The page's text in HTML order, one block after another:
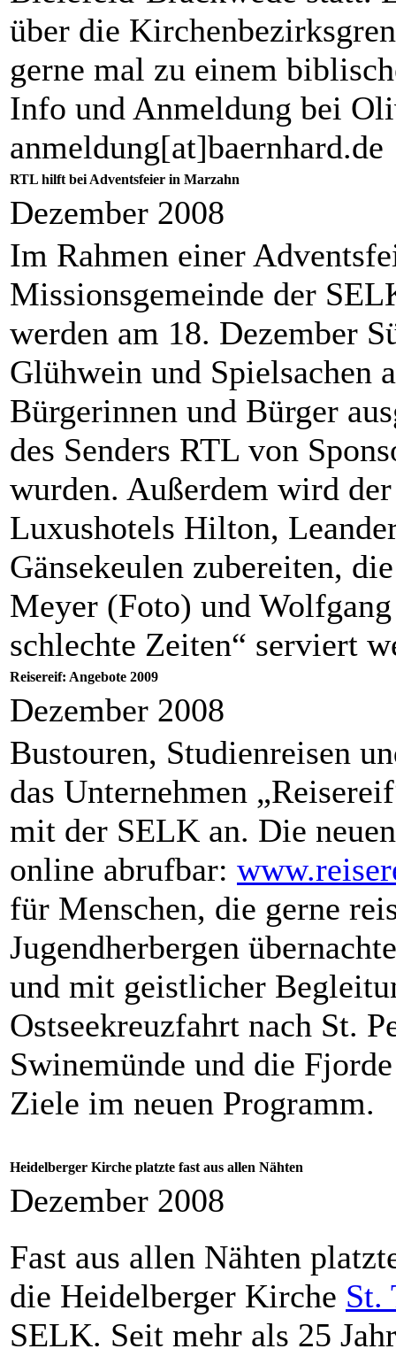
über die
gerne mal zu einem
Info und Anmeldung bei
anmeldung[at]baernhard.de
RTL hilft bei Adventsfeier in Marzahn
Dezember 2008
Im Rahmen einer
Missionsgemeinde der
werden am 18. Dezember
Glühwein und Spielsachen
Bürgerinnen und Bürger
des Senders RTL von
wurden. Außerdem wird
Luxushotels Hilton,
Gänsekeulen zubereiten,
Meyer (Foto) und
schlechte Zeiten“ serviert
Reisereif: Angebote 2009
Dezember 2008
Bustouren, Studienreisen
das Unternehmen
mit der SELK an. Die
online abrufbar:
für Menschen, die gerne
Jugendherbergen
und mit geistlicher
Ostseekreuzfahrt nach St.
Swinemünde und die
Ziele im neuen Programm.
Heidelberger Kirche platzte fast aus allen Nähten
Dezember 2008
Fast aus allen Nähten
die Heidelberger Kirche St.
SELK. Seit mehr als 25